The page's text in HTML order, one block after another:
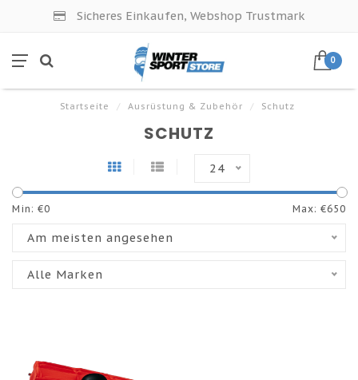
Sicheres Einkaufen, Webshop Trustmark
0
Startseite / Ausrüstung & Zubehör / Schutz
SCHUTZ
24
Min: €0 Max: €650
Am meisten angesehen
Alle Marken